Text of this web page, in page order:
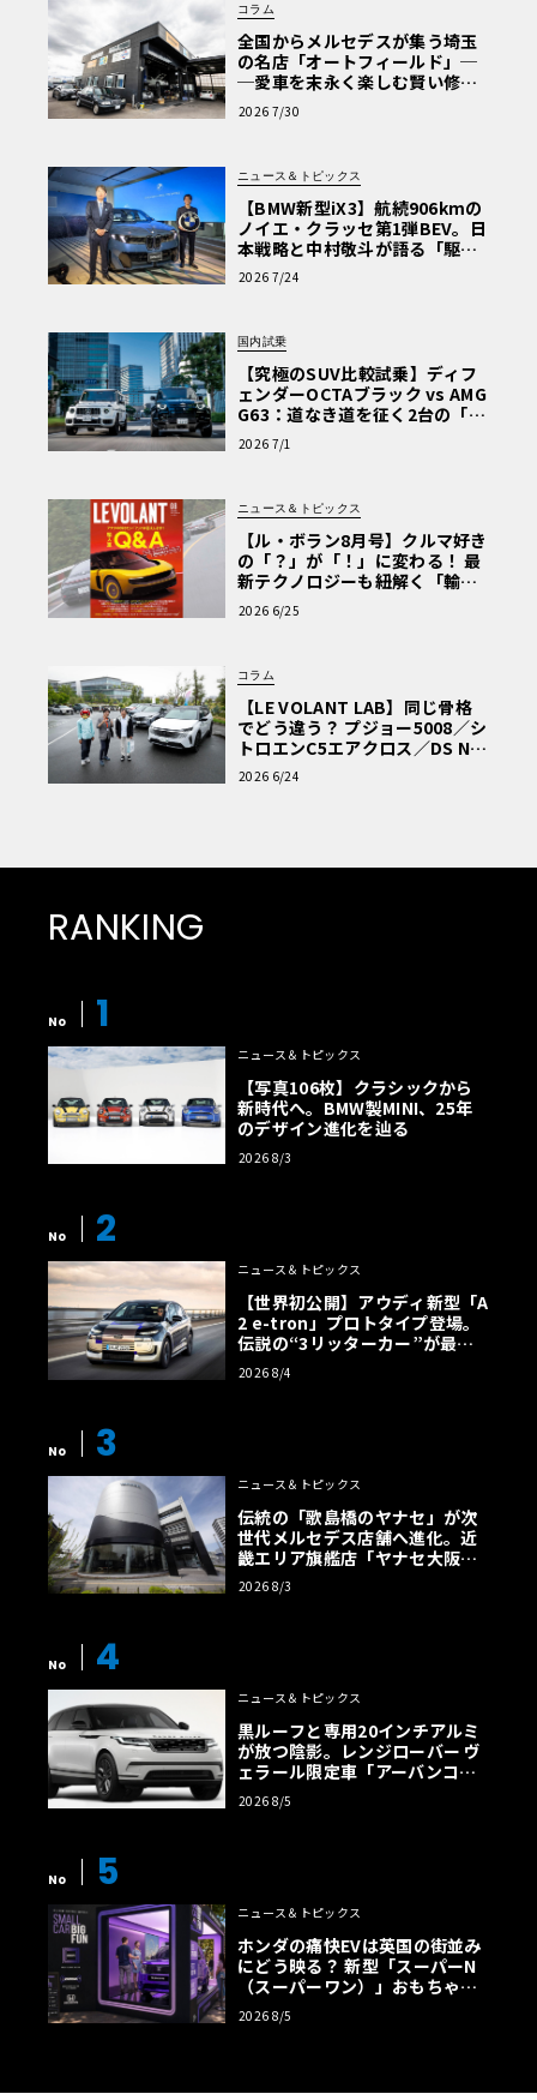
コラム
全国からメルセデスが集う埼玉
の名店「オートフィールド」─
─愛車を末永く楽しむ賢い修理
術と、プロがフックス製オイル
を選ぶ理由〈PR〉
2026 7/30
ニュース＆トピックス
【BMW新型iX3】航続906kmの
ノイエ・クラッセ第1弾BEV。日
本戦略と中村敬斗が語る「駆け
ぬける歓び」
2026 7/24
国内試乗
【究極のSUV比較試乗】ディフ
ェンダーOCTAブラック vs AMG
G63：道なき道を征く2台の「対
極的アプローチ」
2026 7/1
ニュース＆トピックス
【ル・ボラン8月号】クルマ好き
の「？」が「！」に変わる！ 最
新テクノロジーも紐解く「輸入
車Q&A」
2026 6/25
コラム
【LE VOLANT LAB】同じ骨格
でどう違う？ プジョー5008／シ
トロエンC5エアクロス／DS Nº4
読者一気乗りレポート
2026 6/24
RANKING
No 1
ニュース＆トピックス
【写真106枚】クラシックから
新時代へ。BMW製MINI、25年
のデザイン進化を辿る
2026 8/3
No 2
ニュース＆トピックス
【世界初公開】アウディ新型「A
2 e-tron」プロトタイプ登場。
伝説の“3リッターカー”が最高
効率エントリーBEVとして復活
【画像38枚】
2026 8/4
No 3
ニュース＆トピックス
伝統の「歌島橋のヤナセ」が次
世代メルセデス店舗へ進化。近
畿エリア旗艦店「ヤナセ大阪支
店」がリニューアル
2026 8/3
No 4
ニュース＆トピックス
黒ルーフと専用20インチアルミ
が放つ陰影。レンジローバー ヴ
ェラール限定車「アーバンコン
トラスト・エディション」登場
2026 8/5
No 5
ニュース＆トピックス
ホンダの痛快EVは英国の街並み
にどう映る？ 新型「スーパーN
（スーパーワン）」おもちゃ箱
ツアーの全貌
2026 8/5